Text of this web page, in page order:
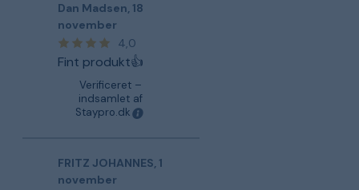
Dan Madsen, 18
november
4,0
Fint produkt👍
Verificeret –
indsamlet af
Staypro.dk
FRITZ JOHANNES, 1
november